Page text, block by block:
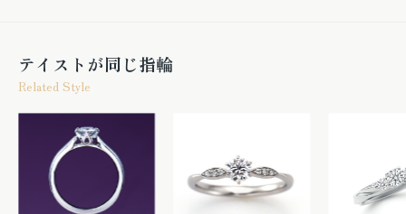
テイストが同じ指輪
Related Style